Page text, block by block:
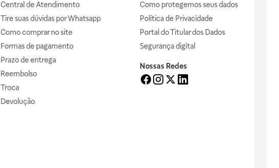
Central de Atendimento
Tire suas dúvidas por Whatsapp
Como comprar no site
Formas de pagamento
Prazo de entrega
Reembolso
Troca
Devolução
Como protegemos seus dados
Política de Privacidade
Portal do Titular dos Dados
Segurança digital
Nossas Redes